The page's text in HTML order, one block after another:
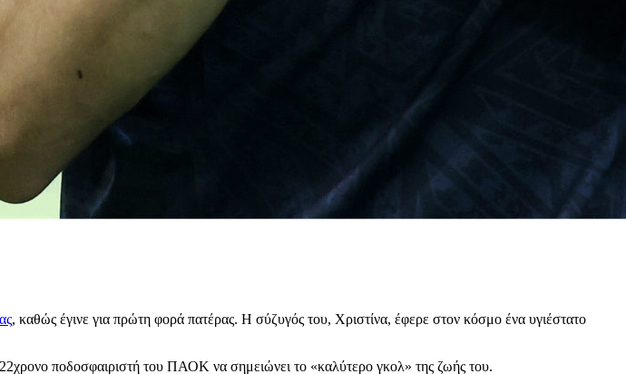
, καθώς έγινε για πρώτη φορά πατέρας. Η σύζυγός του, Χριστίνα, έφερε στον κόσμο ένα υγιέστατο
ποδοσφαιριστή του ΠΑΟΚ να σημειώνει το «καλύτερο γκολ» της ζωής του.